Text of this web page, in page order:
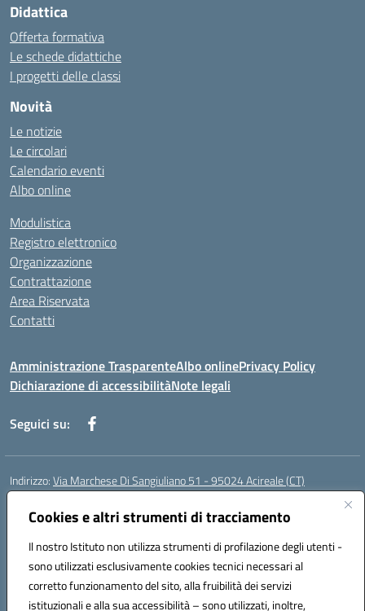
Cookies e altri strumenti di tracciamento
Il nostro Istituto non utilizza strumenti di profilazione degli utenti -
sono utilizzati esclusivamente cookies tecnici necessari al
corretto funzionamento del sito, alla fruibilità dei servizi
istituzionali e alla sua accessibilità – sono utilizzati, inoltre,
Didattica
Offerta formativa
Le schede didattiche
I progetti delle classi
Novità
Le notizie
Le circolari
Calendario eventi
Albo online
Modulistica
Registro elettronico
Organizzazione
Contrattazione
Area Riservata
Contatti
Amministrazione TrasparenteAlbo onlinePrivacy Policy
Dichiarazione di accessibilitàNote legali
Seguici su:
Indirizzo:Via Marchese Di Sangiuliano 51 - 95024 Acireale (CT)
Centralino:
Posta elettronica certificata (PEC):ctic8at00b@pec.istruzione.it
Codice fiscale: 81001970870
Codice meccanografico:CTIC8AT00B
Codice Indice delle Pubbliche Amministrazioni (IPA): istsc_ctic8at00b
Codice unico di fatturazione (CUF): UFM1P6